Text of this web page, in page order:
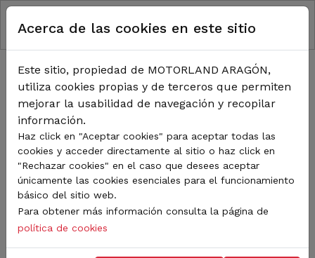
Pasar al contenido principal
RUTA DE NAVEGACIÓN
Inicio Noticias
TODA LA ACTUALIDAD DE
MOTORLAND
Sigue de cerca todas las novedades de MotorLand
Aragón. Aquí encontrarás noticias sobre eventos,
competiciones, pilotos, novedades del circuito y
mucho más. Filtra por categoría o tipo de contenido y
no te pierdas nada del mundo del motor.
Acerca de las cookies en este sitio
Este sitio, propiedad de MOTORLAND ARAGÓN,
utiliza cookies propias y de terceros que permiten
mejorar la usabilidad de navegación y recopilar
información.
Haz click en "Aceptar cookies" para aceptar todas las
cookies y acceder directamente al sitio o haz click en
"Rechazar cookies" en el caso que desees aceptar
únicamente las cookies esenciales para el funcionamiento
básico del sitio web.
Para obtener más información consulta la página de
política de cookies